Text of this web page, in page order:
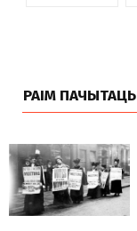
РАІМ ПАЧЫТАЦЬ